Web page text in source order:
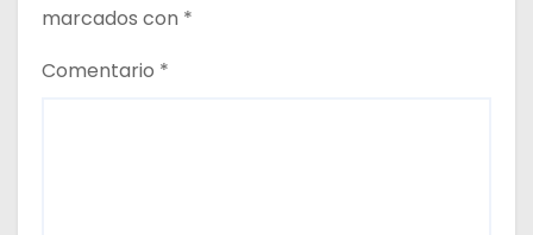
marcados con *
Comentario *